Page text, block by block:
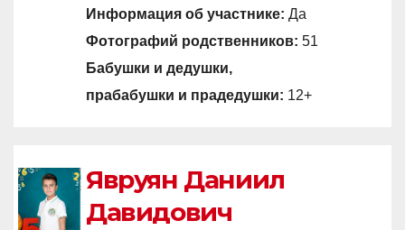
Информация об участнике: Да
Фотографий родственников: 51
Бабушки и дедушки,
прабабушки и прадедушки: 12+
Явруян Даниил
Давидович